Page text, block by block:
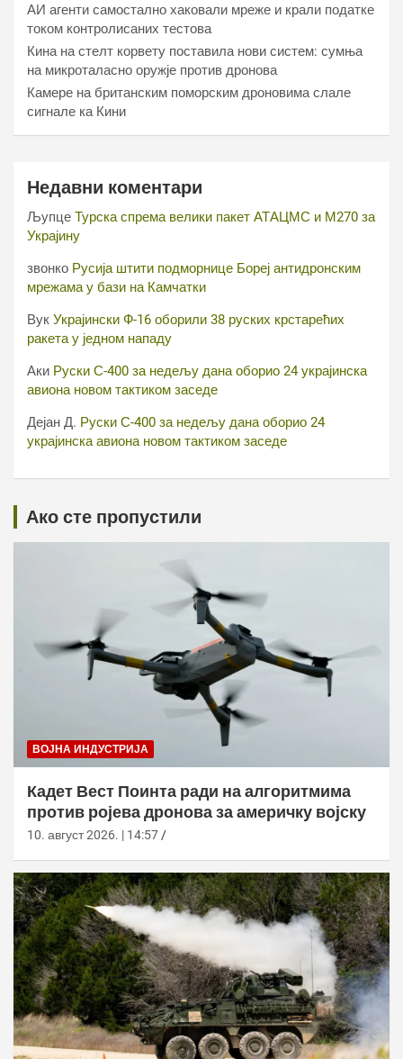
АИ агенти самостално хаковали мреже и крали податке
током контролисаних тестова
Кина на стелт корвету поставила нови систем: сумња
на микроталасно оружје против дронова
Камере на британским поморским дроновима слале
сигнале ка Кини
Недавни коментари
Љупце Турска спрема велики пакет АТАЦМС и М270 за
Украјину
звонко Русија штити подморнице Бореј антидронским
мрежама у бази на Камчатки
Вук Украјински Ф-16 оборили 38 руских крстарећих
ракета у једном нападу
Аки Руски С-400 за недељу дана оборио 24 украјинска
авиона новом тактиком заседе
Дејан Д. Руски С-400 за недељу дана оборио 24
украјинска авиона новом тактиком заседе
Ако сте пропустили
ВОЈНА ИНДУСТРИЈА
Кадет Вест Поинта ради на алгоритмима
против ројева дронова за америчку војску
10. август 2026. | 14:57